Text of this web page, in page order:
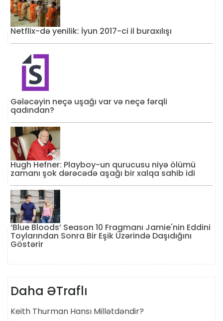
Netflix-də yenilik: İyun 2017-ci il buraxılışı
Gələcəyin neçə uşağı var və neçə fərqli
qadından?
Hugh Hefner: Playboy-un qurucusu niyə ölümü
zamanı şok dərəcədə aşağı bir xalqa sahib idi
‘Blue Bloods’ Season 10 Fragmanı Jamie'nin Eddini
Toylarından Sonra Bir Eşik Üzərində Daşıdığını
Göstərir
Daha ƏTraflı
Keith Thurman Hansı Millətdəndir?